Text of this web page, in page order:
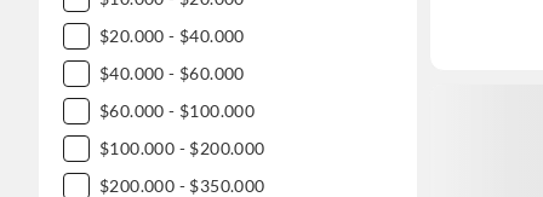
$20.000 - $40.000
$40.000 - $60.000
$60.000 - $100.000
$100.000 - $200.000
$200.000 - $350.000